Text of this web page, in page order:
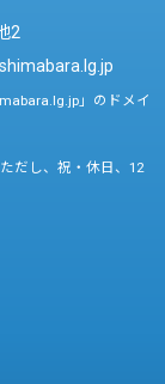
2
」のドメイ
だし、祝・休日、12